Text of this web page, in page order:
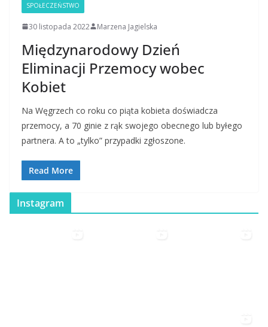
SPOŁECZEŃSTWO
30 listopada 2022 Marzena Jagielska
Międzynarodowy Dzień
Eliminacji Przemocy wobec
Kobiet
Na Węgrzech co roku co piąta kobieta doświadcza
przemocy, a 70 ginie z rąk swojego obecnego lub byłego
partnera. A to „tylko” przypadki zgłoszone.
Read More
Instagram